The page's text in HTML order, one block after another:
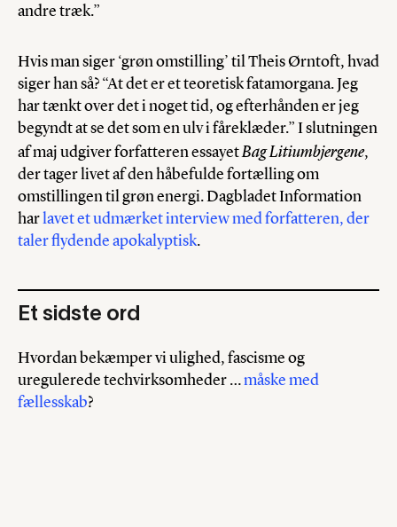
andre træk.”
Hvis man siger ‘grøn omstilling’ til Theis Ørntoft, hvad
siger han så? “At det er et teoretisk fatamorgana. Jeg
har tænkt over det i noget tid, og efterhånden er jeg
begyndt at se det som en ulv i fåreklæder.” I slutningen
af maj udgiver forfatteren essayetBag Litiumbjergene,
der tager livet af den håbefulde fortælling om
omstillingen til grøn energi. Dagbladet Information
harlavet et udmærket interview med forfatteren, der
taler flydende apokalyptisk.
Et sidste ord
Hvordan bekæmper vi ulighed, fascisme og
uregulerede techvirksomheder …måske med
fællesskab?